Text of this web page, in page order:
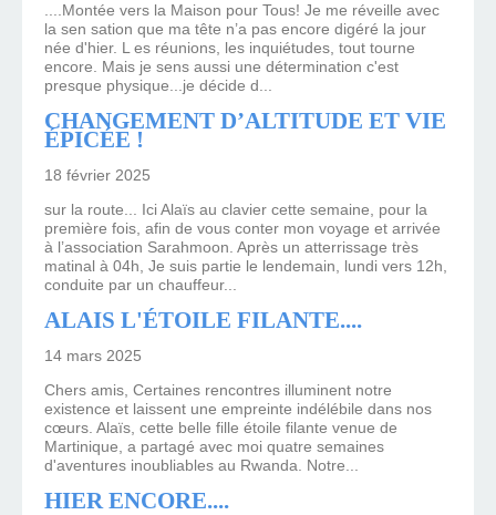
....Montée vers la Maison pour Tous! Je me réveille avec
la sen sation que ma tête n’a pas encore digéré la jour
née d'hier. L es réunions, les inquiétudes, tout tourne
encore. Mais je sens aussi une détermination c'est
presque physique...je décide d...
CHANGEMENT D’ALTITUDE ET VIE
ÉPICÉE !
18 février 2025
sur la route... Ici Alaïs au clavier cette semaine, pour la
première fois, afin de vous conter mon voyage et arrivée
à l’association Sarahmoon. Après un atterrissage très
matinal à 04h, Je suis partie le lendemain, lundi vers 12h,
conduite par un chauffeur...
ALAIS L'ÉTOILE FILANTE....
14 mars 2025
Chers amis, Certaines rencontres illuminent notre
existence et laissent une empreinte indélébile dans nos
cœurs. Alaïs, cette belle fille étoile filante venue de
Martinique, a partagé avec moi quatre semaines
d'aventures inoubliables au Rwanda. Notre...
HIER ENCORE....